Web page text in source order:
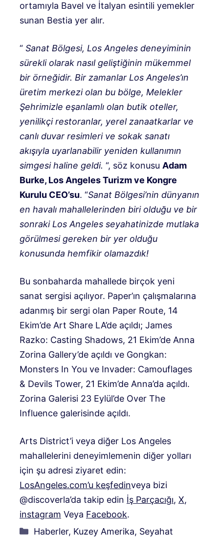
ortamıyla Bavel ve İtalyan esintili yemekler
sunan Bestia yer alır.
“ Sanat Bölgesi, Los Angeles deneyiminin
sürekli olarak nasıl geliştiğinin mükemmel
bir örneğidir. Bir zamanlar Los Angeles’ın
üretim merkezi olan bu bölge, Melekler
Şehrimizle eşanlamlı olan butik oteller,
yenilikçi restoranlar, yerel zanaatkarlar ve
canlı duvar resimleri ve sokak sanatı
akışıyla uyarlanabilir yeniden kullanımın
simgesi haline geldi. “, söz konusu Adam
Burke, Los Angeles Turizm ve Kongre
Kurulu CEO’su. “Sanat Bölgesi’nin dünyanın
en havalı mahallelerinden biri olduğu ve bir
sonraki Los Angeles seyahatinizde mutlaka
görülmesi gereken bir yer olduğu
konusunda hemfikir olamazdık!
Bu sonbaharda mahallede birçok yeni
sanat sergisi açılıyor. Paper’ın çalışmalarına
adanmış bir sergi olan Paper Route, 14
Ekim’de Art Share LA’de açıldı; James
Razko: Casting Shadows, 21 Ekim’de Anna
Zorina Gallery’de açıldı ve Gongkan:
Monsters In You ve Invader: Camouflages
& Devils Tower, 21 Ekim’de Anna’da açıldı.
Zorina Galerisi 23 Eylül’de Over The
Influence galerisinde açıldı.
Arts District’i veya diğer Los Angeles
mahallelerini deneyimlemenin diğer yolları
için şu adresi ziyaret edin:
LosAngeles.com’u keşfedinveya bizi
@discoverla’da takip edin İş Parçacığı, X,
instagram Veya Facebook.
Kategoriler
Haberler, Kuzey Amerika, Seyahat